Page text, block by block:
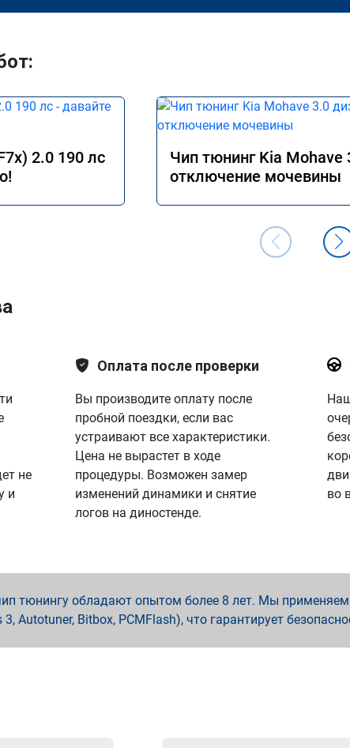
2.0 190 лс
Чип тюнинг Kia Mohave
отключение мочевины
не
и
Оплата после проверки
Вы производите оплату после
пробной поездки, если вас
устраивают все характеристики.
Цена не вырастет в ходе
процедуры. Возможен замер
изменений динамики и снятие
логов на диностенде.
во
тюнингу обладают опытом более 8 лет. Мы
Autotuner, Bitbox, PCMFlash), что гарантирует